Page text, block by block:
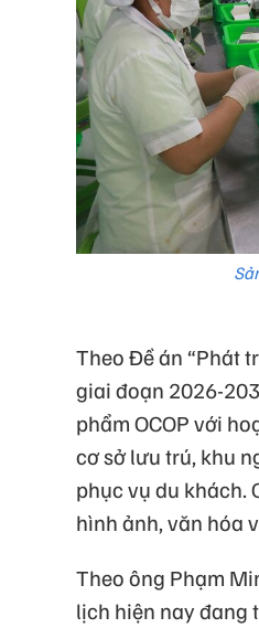
Theo Đề án “Phát
giai đoạn 2026-
phẩm OCOP với
cơ sở lưu trú, khu
phục vụ du khách.
hình ảnh, văn hóa
Theo ông Phạm
lịch hiện nay đang